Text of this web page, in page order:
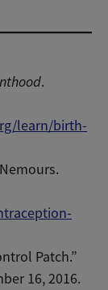
.
learn/birth-
Patch.”
16, 2016.